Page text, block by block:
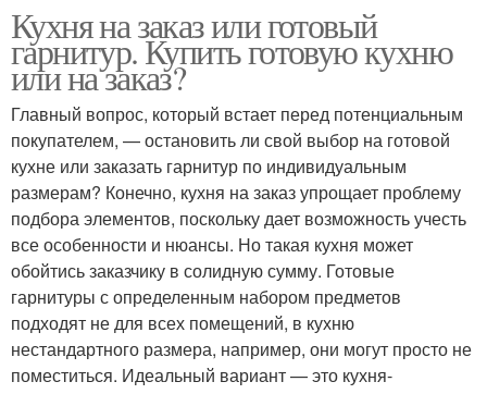
Кухня на заказ или готовый
гарнитур. Купить готовую кухню
или на заказ?
Главный вопрос, который встает перед потенциальным
покупателем, — остановить ли свой выбор на готовой
кухне или заказать гарнитур по индивидуальным
размерам? Конечно, кухня на заказ упрощает проблему
подбора элементов, поскольку дает возможность учесть
все особенности и нюансы. Но такая кухня может
обойтись заказчику в солидную сумму. Готовые
гарнитуры с определенным набором предметов
подходят не для всех помещений, в кухню
нестандартного размера, например, они могут просто не
поместиться. Идеальный вариант — это кухня-